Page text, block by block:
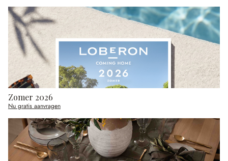
Zomer 2026
Nu gratis aanvragen